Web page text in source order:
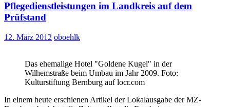
Pflegedienstleistungen im Landkreis auf dem
Prüfstand
12. März 2012 oboehlk
Das ehemalige Hotel "Goldene Kugel" in der
Wilhemstraße beim Umbau im Jahr 2009. Foto:
Kulturstiftung Bernburg auf locr.com
In einem heute erschienen Artikel der Lokalausgabe der MZ-